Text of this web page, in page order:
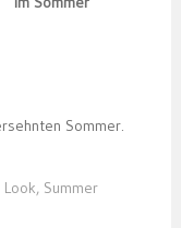
Sommer.
Look, Summer